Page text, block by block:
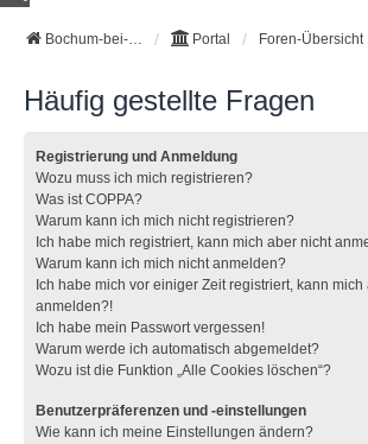
Bochum-bei-Nacht Galerie Portal Foren-Übersicht
Häufig gestellte Fragen
Registrierung und Anmeldung
Wozu muss ich mich registrieren?
Was ist COPPA?
Warum kann ich mich nicht registrieren?
Ich habe mich registriert, kann mich aber nicht
Warum kann ich mich nicht anmelden?
Ich habe mich vor einiger Zeit registriert, kann
anmelden?!
Ich habe mein Passwort vergessen!
Warum werde ich automatisch abgemeldet?
Wozu ist die Funktion „Alle Cookies löschen“?
Benutzerpräferenzen und -einstellungen
Wie kann ich meine Einstellungen ändern?